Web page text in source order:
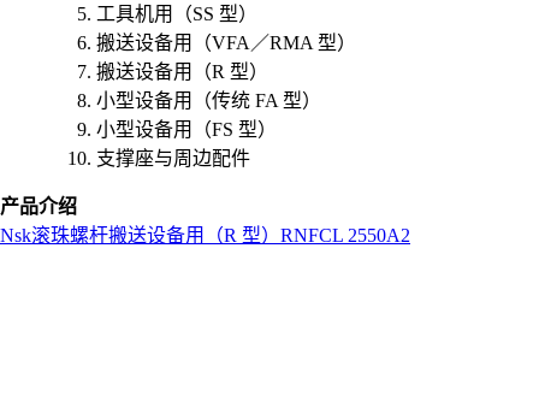
工具机用（SS 型）
搬送设备用（VFA／RMA 型）
搬送设备用（R 型）
小型设备用（传统 FA 型）
小型设备用（FS 型）
支撑座与周边配件
产品介绍
Nsk滚珠螺杆搬送设备用（R 型） RNFCL 2550A2